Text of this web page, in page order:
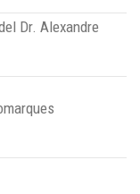
Dr. Alexandre